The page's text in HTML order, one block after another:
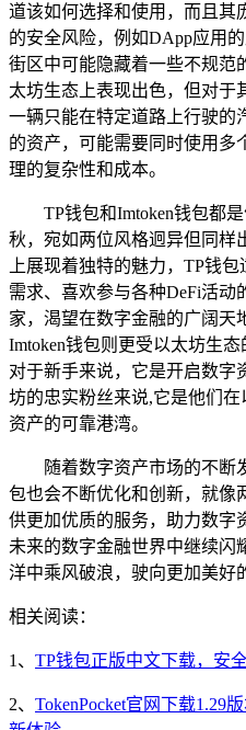
道该如何选择和使用，而且其
的安全风险，例如DApp应用
街区中可能隐藏着一些不规范
太坊生态上表现出色，但对于
一辆只能在特定道路上行驶的
的资产，可能需要同时使用多
理的复杂性和成本。
TP钱包和Imtoken钱包都
秋，宛如两位风格迥异但同样
上展现着独特的魅力，TP钱
需求、喜欢参与各种DeFi活动
家，渴望在数字金融的广阔天
Imtoken钱包则更受以太坊生
对于新手来说，它是开启数字
坊的忠实粉丝来说,它是他们
资产的可靠港湾。
随着数字资产市场的不断
包也会不断优化和创新，就像
供更加优质的服务，助力数字
未来的数字金融世界中继续闪
洋中乘风破浪，驶向更加美好
相关阅读：
1、 TP钱包正版中文下载，安
2、 TokenPocket官网下载1.29